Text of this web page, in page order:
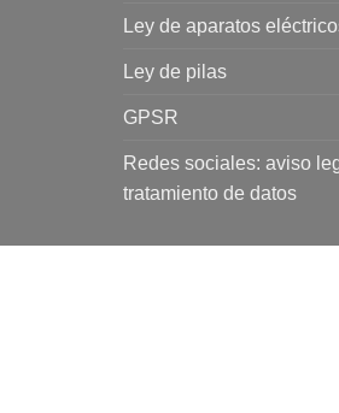
Ley de aparatos
Ley de pilas
GPSR
Redes sociales: aviso
tratamiento de datos